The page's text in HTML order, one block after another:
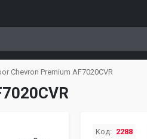
Chevron Premium AF7020CVR
Код: 2288